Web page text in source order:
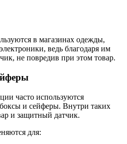
в магазинах одежды,
ведь благодаря им
не повредив при этом товар.
часто используются
и сейферы. Внутри таких
и защитный датчик.
для: